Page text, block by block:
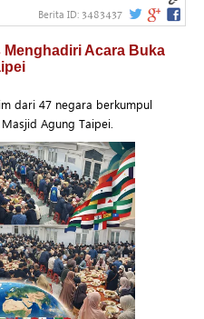
Berita ID: 3483437
Menghadiri Acara Buka
dari 47 negara berkumpul
Agung Taipei.